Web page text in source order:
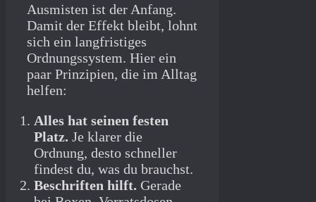
Ausmisten ist der Anfang.
Damit der Effekt bleibt, lohnt
sich ein langfristiges
Ordnungssystem. Hier ein
paar Prinzipien, die im Alltag
helfen:
Alles hat seinen festen
Platz. Je klarer die
Ordnung, desto schneller
findest du, was du brauchst.
Beschriften hilft. Gerade